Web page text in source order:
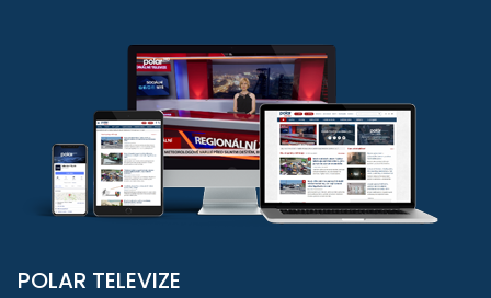
POLAR TELEVIZE